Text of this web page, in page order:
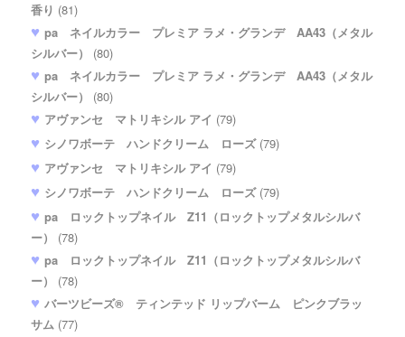
香り (81)
pa ネイルカラー プレミア ラメ・グランデ AA43（メタル
シルバー）
(80)
pa ネイルカラー プレミア ラメ・グランデ AA43（メタル
シルバー）
(80)
アヴァンセ マトリキシル アイ (79)
シノワボーテ ハンドクリーム ローズ(79)
アヴァンセ マトリキシル アイ (79)
シノワボーテ ハンドクリーム ローズ(79)
pa ロックトップネイル Z11（ロックトップメタルシルバ
ー）
(78)
pa ロックトップネイル Z11（ロックトップメタルシルバ
ー）
(78)
バーツビーズ® ティンテッド リップバーム ピンクブラッ
サム (77)